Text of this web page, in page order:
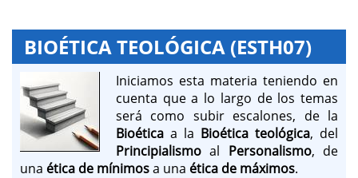
BIOÉTICA TEOLÓGICA (ESTH07)
Iniciamos esta materia teniendo en
cuenta que a lo largo de los temas
será como subir escalones, de la
Bioética a la Bioética teológica, del
Principialismo al Personalismo, de
una ética de mínimosa una ética de máximos.